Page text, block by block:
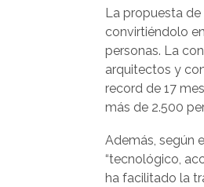
La propuesta
convirtiéndolo
personas. La
arquitectos y
record de 17
más de 2.500
Además, según
“tecnológico,
ha facilitado la